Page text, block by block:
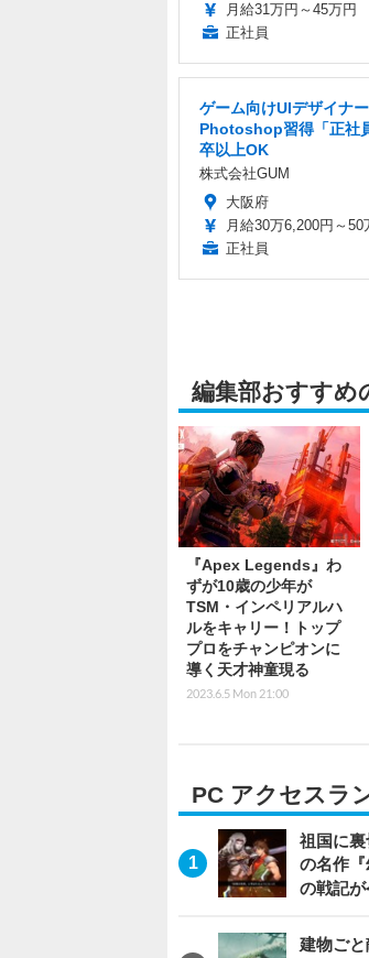
月給31万円～45万円
正社員
ゲーム向けUIデザイナ
Photoshop習得「正社
卒以上OK
株式会社GUM
大阪府
月給30万6,200円～50
正社員
編集部おすすめ
『Apex Legends』わ
ずが10歳の少年が
TSM・インペリアルハ
ルをキャリー！トップ
プロをチャンピオンに
導く天才神童現る
2023.6.5 Mon 21:00
PC アクセスラ
祖国に
の名作
の戦記
建物ご